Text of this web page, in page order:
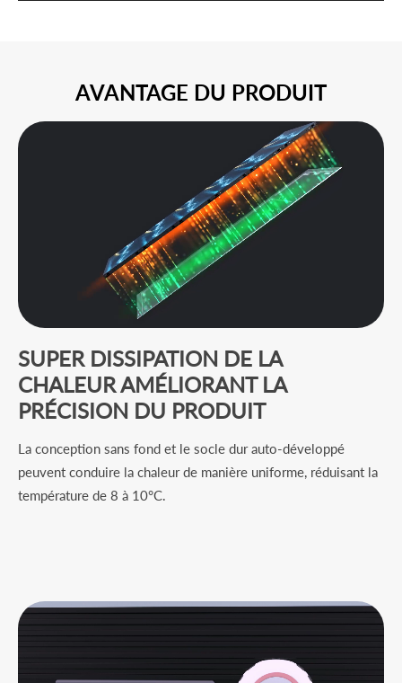
AVANTAGE DU PRODUIT
SUPER DISSIPATION DE LA
CHALEUR AMÉLIORANT LA
PRÉCISION DU PRODUIT
La conception sans fond et le socle dur auto-développé
peuvent conduire la chaleur de manière uniforme, réduisant la
température de 8 à 10°C.